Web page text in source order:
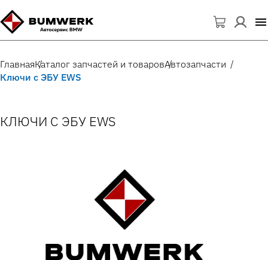
ГлавнаяКаталог запчастей и товаровАвтозапчасти
Ключи с ЭБУ EWS
КЛЮЧИ С ЭБУ EWS